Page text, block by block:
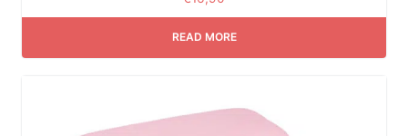
READ MORE